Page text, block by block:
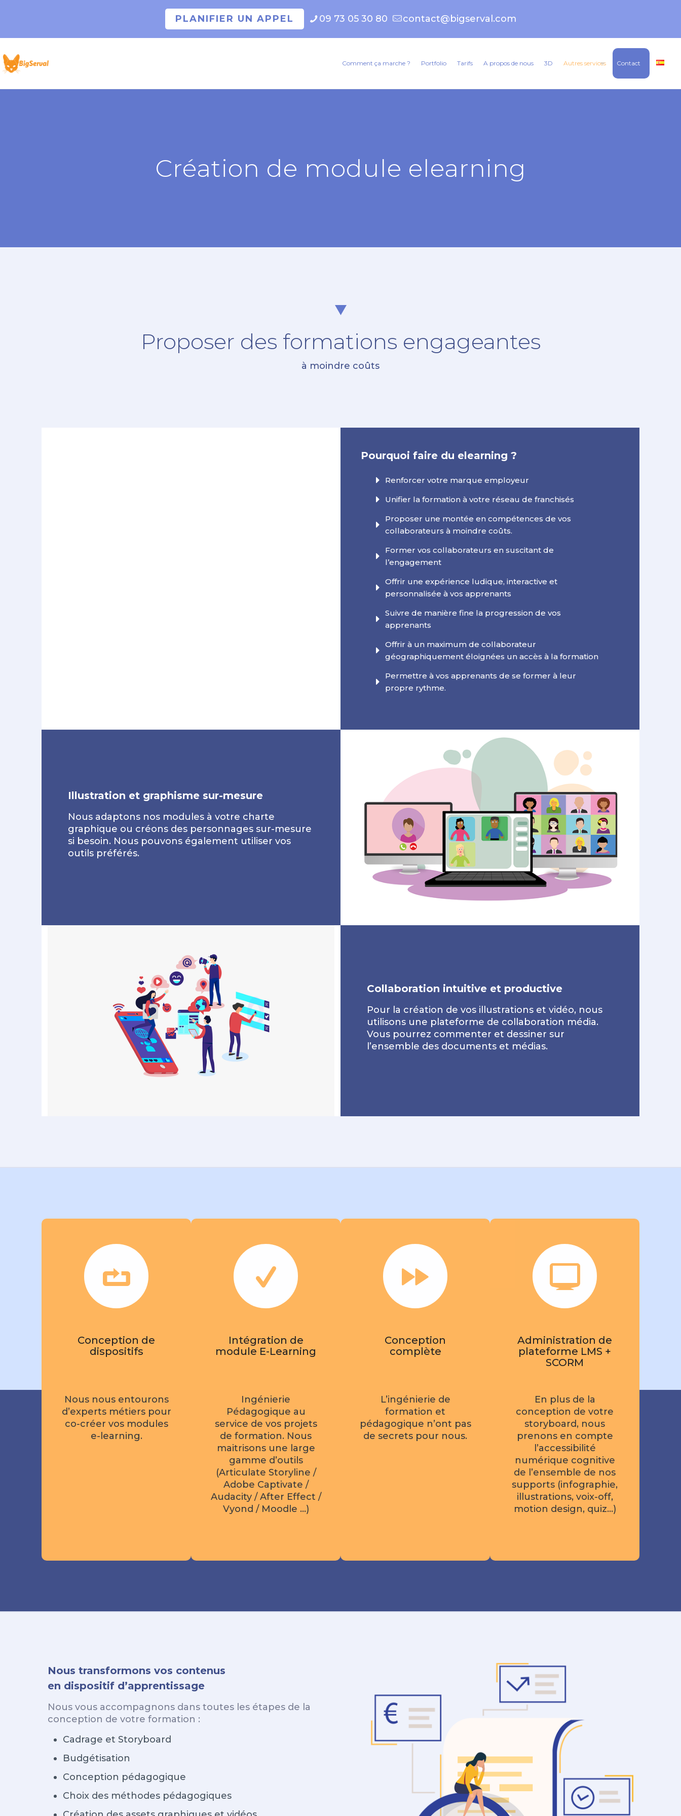
PLANIFIER UN APPEL 09 73 05 30 80 contact@bigserval.com
Comment ça marche ? Portfolio Tarifs A propos de nous 3D Autres services Contact
Création de module elearning
Proposer des formations engageantes
à moindre coûts
Pourquoi faire du elearning ?
Renforcer votre marque employeur
Unifier la formation à votre réseau de franchisés
Proposer une montée en compétences de vos
collaborateurs à moindre coûts.
Former vos collaborateurs en suscitant de
l’engagement
Offrir une expérience ludique, interactive et
personnalisée à vos apprenants
Suivre de manière fine la progression de vos
apprenants
Offrir à un maximum de collaborateur
géographiquement éloignées un accès à la formation
Permettre à vos apprenants de se former à leur
propre rythme.
Illustration et graphisme sur-mesure
Nous adaptons nos modules à votre charte
graphique ou créons des personnages sur-mesure
si besoin. Nous pouvons également utiliser vos
outils préférés.
Collaboration intuitive et productive
Pour la création de vos illustrations et vidéo, nous
utilisons une plateforme de collaboration média.
Vous pourrez commenter et dessiner sur
l’ensemble des documents et médias.
Conception de
dispositifs
Nous nous entourons
d’experts métiers pour
co-créer vos modules
e-learning.
Intégration de
module E-Learning
Ingénierie
Pédagogique au
service de vos projets
de formation. Nous
maitrisons une large
gamme d’outils
(Articulate Storyline /
Adobe Captivate /
Audacity / After Effect /
Vyond / Moodle …)
Conception
complète
L’ingénierie de
formation et
pédagogique n’ont pas
de secrets pour nous.
Administration de
plateforme LMS +
SCORM
En plus de la
conception de votre
storyboard, nous
prenons en compte
l’accessibilité
numérique cognitive
de l’ensemble de nos
supports (infographie,
illustrations, voix-off,
motion design, quiz…)
Nous transformons vos contenus
en dispositif d’apprentissage
Nous vous accompagnons dans toutes les étapes de la
conception de votre formation :
Cadrage et Storyboard
Budgétisation
Conception pédagogique
Choix des méthodes pédagogiques